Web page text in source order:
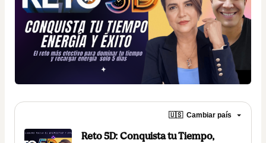
🇺🇸 Cambiar país
Reto 5D: Conquista tu Tiempo,